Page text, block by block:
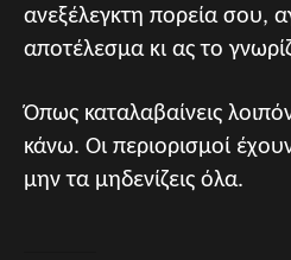
ανεξέλεγκτη πορεία σου,
αποτέλεσμα κι ας το
Όπως καταλαβαίνεις
κάνω. Οι περιορισμοί
μην τα μηδενίζεις όλα.